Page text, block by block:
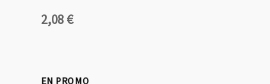
2,08€
EN PROMO